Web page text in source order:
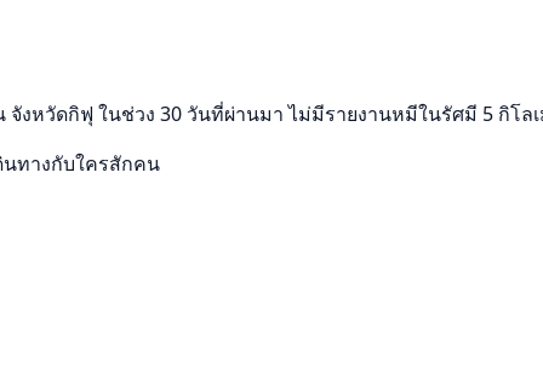
จังหวัดกิฟุ ในช่วง 30 วันที่ผ่านมา ไม่มีรายงานหมีในรัศมี 5 กิโล
นทางกับใครสักคน